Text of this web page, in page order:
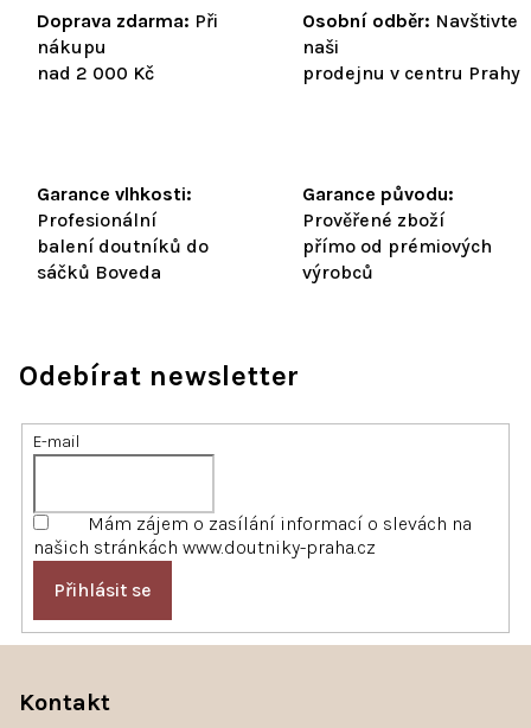
Doprava zdarma: Při
nákupu
nad 2 000 Kč
Osobní odběr: Navštivte
naši
prodejnu v centru Prahy
Garance vlhkosti:
Profesionální
balení doutníků do
sáčků Boveda
Garance původu:
Prověřené zboží
přímo od prémiových
výrobců
Odebírat newsletter
E-mail
Mám zájem o zasílání informací o slevách na
našich stránkách www.doutniky-praha.cz
Přihlásit se
Kontakt